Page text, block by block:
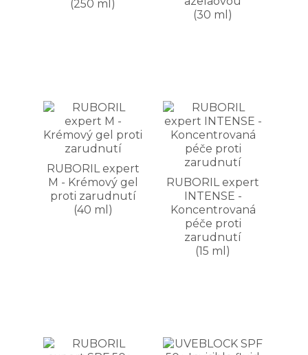
(250 ml)
(30 ml)
RUBORIL expert
M - Krémový gel
proti zarudnutí
(40 ml)
RUBORIL expert
INTENSE -
Koncentrovaná
péče proti
zarudnutí
(15 ml)